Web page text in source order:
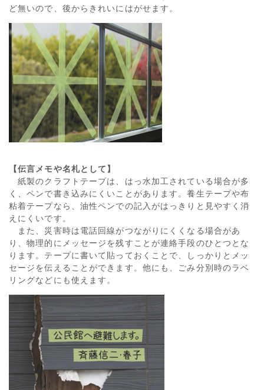
ど無いので、後からきれいにはがせます。
【伝言メモや名札として 】
紙製のクラフトテープは、はっ水加工されている場合が多
く、ペンで書き込みにくいことがあります。養生テープや布
粘着テープなら、油性ペンでの記入がはっきりと見やすく消
えにくいです。
また、災害時は電話回線がつながりにくくなる場合があ
り、物理的にメッセージを残すことが連絡手段のひとつとな
ります。テープに書いて貼っておくことで、しっかりとメッ
セージを伝えることができます。他にも、ごみ分別時のラベ
リングなどにも使えます。